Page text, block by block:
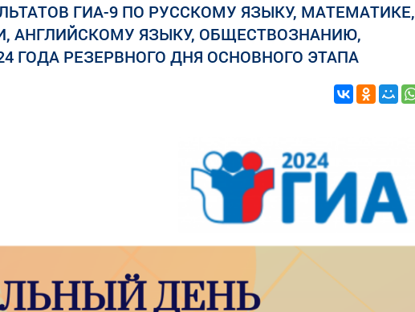
ГИА-9 ПО РУССКОМУ ЯЗЫКУ, МАТЕМАТИКЕ,
АНГЛИЙСКОМУ ЯЗЫКУ, ОБЩЕСТВОЗНАНИЮ,
ГОДА РЕЗЕРВНОГО ДНЯ ОСНОВНОГО ЭТАПА